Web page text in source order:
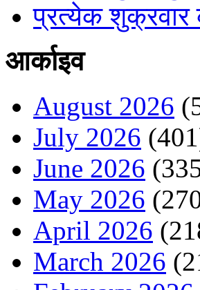
प्रत्येक शुक्रवार
आर्काइव
August 2026
July 2026
June 2026
May 2026
April 2026
March 2026